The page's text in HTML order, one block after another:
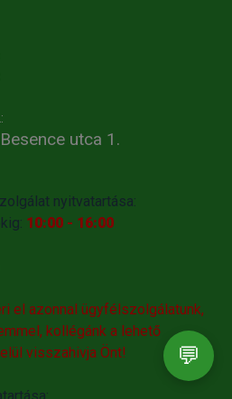
utca 1.
nyitvatartása:
10:00 - 16:00
el azonnal ügyfélszolgálatunk,
kollégánk a lehető
visszahivja Önt!
💬